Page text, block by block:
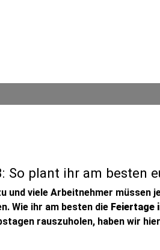
So plant ihr am besten
und viele Arbeitnehmer müssen
Wie ihr am besten die Feiertage
rauszuholen, haben wir